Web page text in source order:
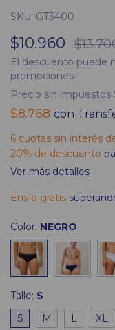
SKU: GT3400
$10.960
El descuento puede
promociones.
Precio sin impuestos
$8.768 con
6 cuotas sin interés
20% de descuento
Ver más detalles
Envío gratis
Color: NEGRO
Talle: S
S
M L XL